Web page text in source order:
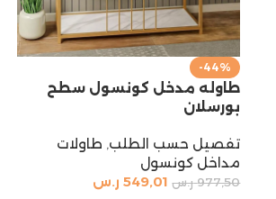
-44%
طاوله مدخل كونسول سطح
بورسلان
تفصيل حسب الطلب, طاولات
مداخل كونسول
977,50 ر.س 549,01 ر.س